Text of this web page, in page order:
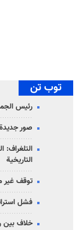
توب تن
رئيس
صور جديدة
التلغراف:
التاريخية
توقف غير
فشل
خلاف بين